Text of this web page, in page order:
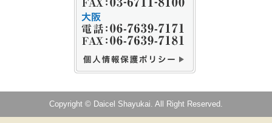
Copyright © Daicel Shayukai. All Right Reserved.